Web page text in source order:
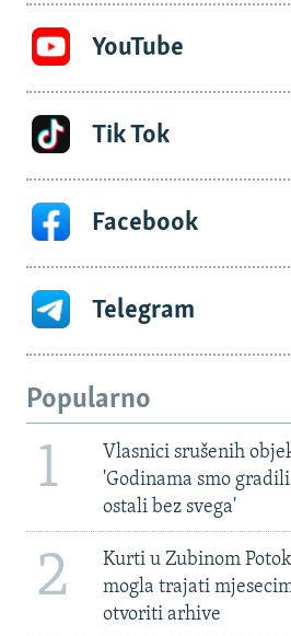
YouTube
Tik Tok
Facebook
Telegram
Popularno
1
Vlasnici srušenih
'Godinama smo
ostali bez svega'
2
Kurti u Zubinom
mogla trajati
otvoriti arhive